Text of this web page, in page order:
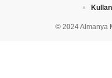
© 2024 Almanya